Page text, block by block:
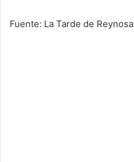
Fuente: La Tarde de Reynosa